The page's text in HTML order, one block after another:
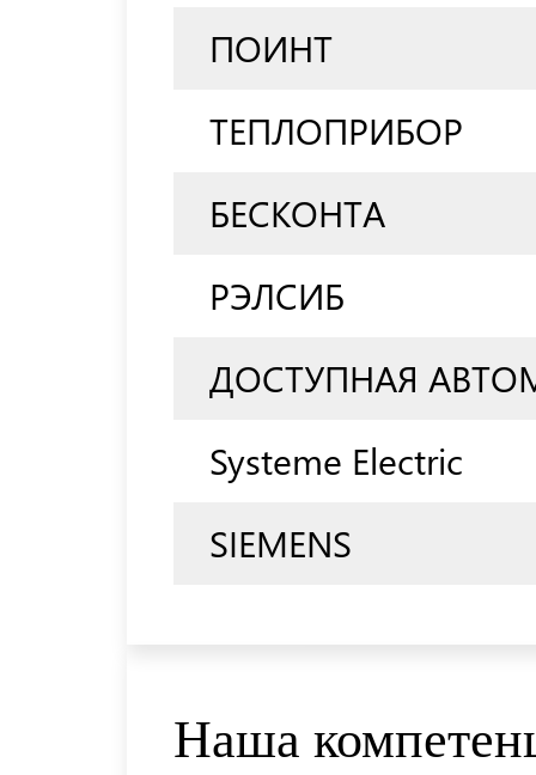
ПОИНТ
ТЕПЛОПРИБОР
БЕСКОНТА
РЭЛСИБ
ДОСТУПНАЯ
Systeme Electric
SIEMENS
Наша